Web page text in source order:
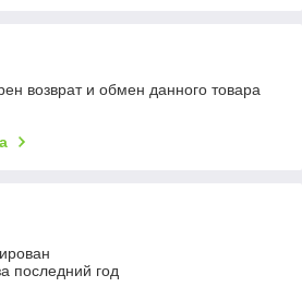
возврат и обмен данного товара
последний год